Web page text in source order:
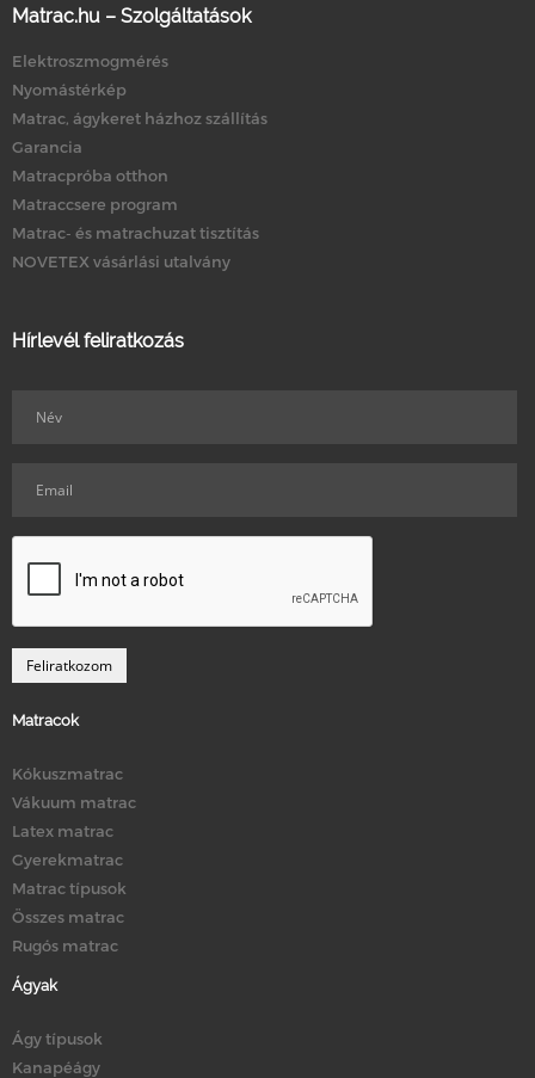
Matrac.hu – Szolgáltatások
Elektroszmogmérés
Nyomástérkép
Matrac, ágykeret házhoz szállítás
Garancia
Matracpróba otthon
Matraccsere program
Matrac- és matrachuzat tisztítás
NOVETEX vásárlási utalvány
Hírlevél feliratkozás
Matracok
Kókuszmatrac
Vákuum matrac
Latex matrac
Gyerekmatrac
Matrac típusok
Összes matrac
Rugós matrac
Ágyak
Ágy típusok
Kanapéágy